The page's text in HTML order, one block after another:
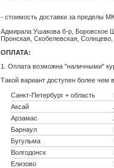
- стоимость доставки за пределы
Адмирала Ушакова б-р, Боровское
Пронская, Скобелевская,
ОПЛАТА:
1. Оплата возможна "наличными"
Такой вариант доступен более чем
Санкт-Петербург + область
Аксай
Арзамас
Барнаул
Бугульма
Волгодонск
Елизово